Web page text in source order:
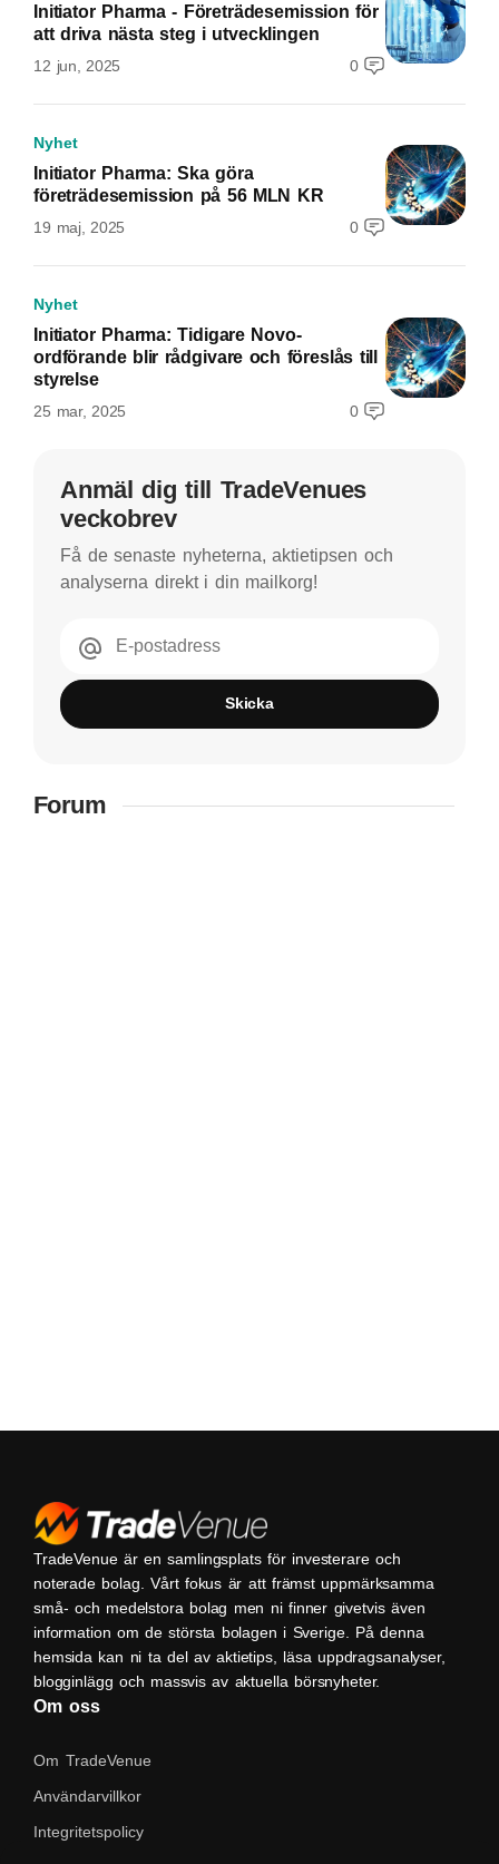
Initiator Pharma - Företrädesemission för
att driva nästa steg i utvecklingen
12 jun, 2025 0
Nyhet
Initiator Pharma: Ska göra
företrädesemission på 56 MLN KR
19 maj, 2025 0
Nyhet
Initiator Pharma: Tidigare Novo-
ordförande blir rådgivare och föreslås till
styrelse
25 mar, 2025 0
Anmäl dig till TradeVenues
veckobrev
Få de senaste nyheterna, aktietipsen och
analyserna direkt i din mailkorg!
E-postadress
Skicka
Forum
TradeVenue är en samlingsplats för investerare och
noterade bolag. Vårt fokus är att främst uppmärksamma
små- och medelstora bolag men ni finner givetvis även
information om de största bolagen i Sverige. På denna
hemsida kan ni ta del av aktietips, läsa uppdragsanalyser,
blogginlägg och massvis av aktuella börsnyheter.
Om oss
Om TradeVenue
Användarvillkor
Integritetspolicy